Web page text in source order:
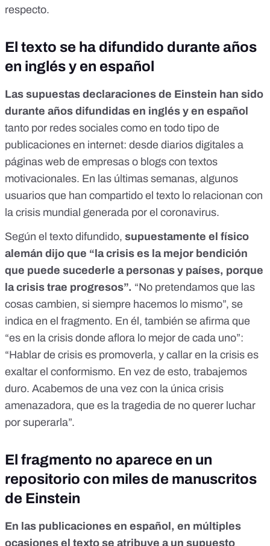
respecto.
El texto se ha difundido durante años
en inglés y en español
Las supuestas declaraciones de Einstein han sido
durante años difundidas en inglés y en español
tanto por redes sociales como en todo tipo de
publicaciones en internet: desde diarios digitales a
páginas web de empresas o blogs con textos
motivacionales. En las últimas semanas, algunos
usuarios que han compartido el texto lo relacionan con
la crisis mundial generada por el coronavirus.
Según el texto difundido, supuestamente el físico
alemán dijo que “la crisis es la mejor bendición
que puede sucederle a personas y países, porque
la crisis trae progresos”. “No pretendamos que las
cosas cambien, si siempre hacemos lo mismo”, se
indica en el fragmento. En él, también se afirma que
“es en la crisis donde aflora lo mejor de cada uno”:
“Hablar de crisis es promoverla, y callar en la crisis es
exaltar el conformismo. En vez de esto, trabajemos
duro. Acabemos de una vez con la única crisis
amenazadora, que es la tragedia de no querer luchar
por superarla”.
El fragmento no aparece en un
repositorio con miles de manuscritos
de Einstein
En las publicaciones en español, en múltiples
ocasiones el texto se atribuye a un supuesto